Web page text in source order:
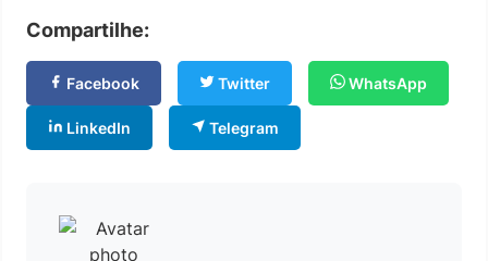
Compartilhe:
Facebook Twitter WhatsApp
LinkedIn Telegram